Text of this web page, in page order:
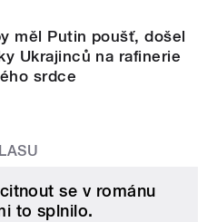
měl Putin poušť, došel
Ukrajinců na rafinerie
srdce
se v románu
to splnilo.